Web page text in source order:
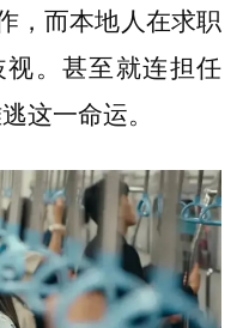
，而本地人在求职
。甚至就连担任
这一命运。